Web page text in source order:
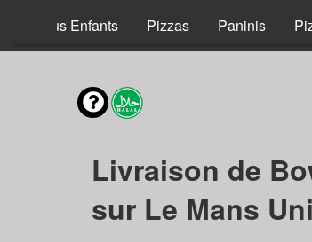
Menus Enfants Pizzas Paninis
Livraison de
sur Le Mans